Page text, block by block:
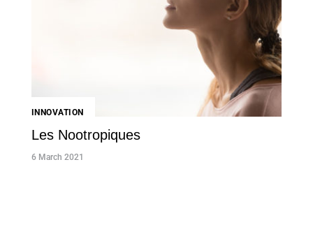
INNOVATION
Les Nootropiques
6 March 2021